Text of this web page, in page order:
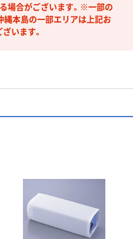
る場合がございます。※一部の
縄本島の一部エリアは上記お
います。